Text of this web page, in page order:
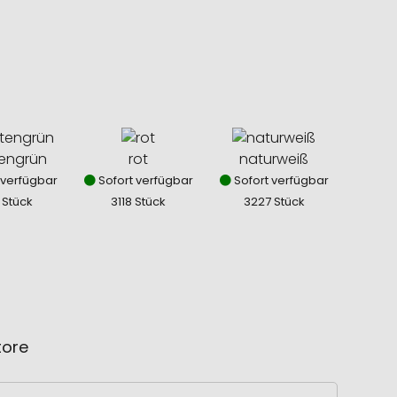
rot
Sofort verfügbar
3118 Stück
naturweiß
Sofort verfügbar
3227 Stück